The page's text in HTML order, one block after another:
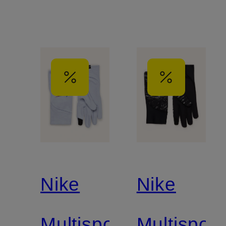
Nike
Nike